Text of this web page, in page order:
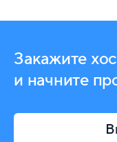
Закажите
и начните